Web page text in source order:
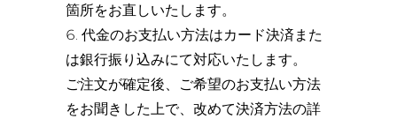
箇所をお直しいたします。
代金のお支払い方法はカード決済また
は銀行振り込みにて対応いたします。
ご注文が確定後、ご希望のお支払い方法
をお聞きした上で、改めて決済方法の詳